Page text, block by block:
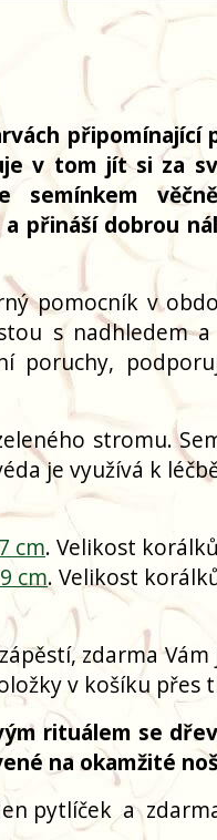
v tom jít si za
semínkem
přináší dobrou
pomocník v
s nadhledem
poruchy,
stromu.
je využívá k
cm. Velikost
cm. Velikost
zdarma
v košíku
rituálem se
na okamžité
pytlíček a